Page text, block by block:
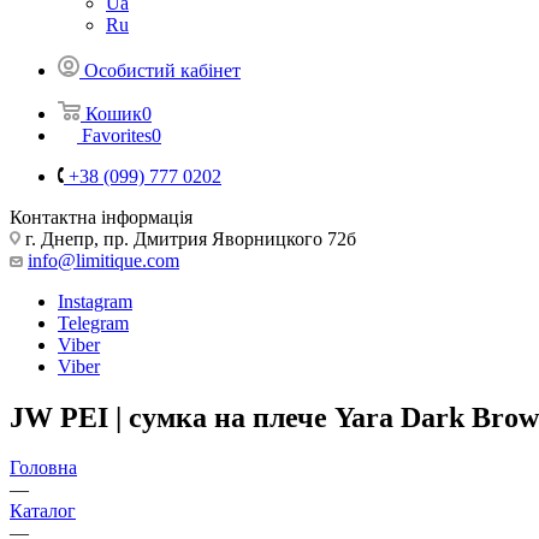
Ru
Особистий кабінет
Кошик0
Favorites0
+38 (099) 777 0202
Контактна інформація
г. Днепр, пр. Дмитрия Яворницкого 72б
info@limitique.com
Instagram
Telegram
Viber
Viber
JW PEI | сумка на плече Yara Dark
Головна
—
Каталог
—